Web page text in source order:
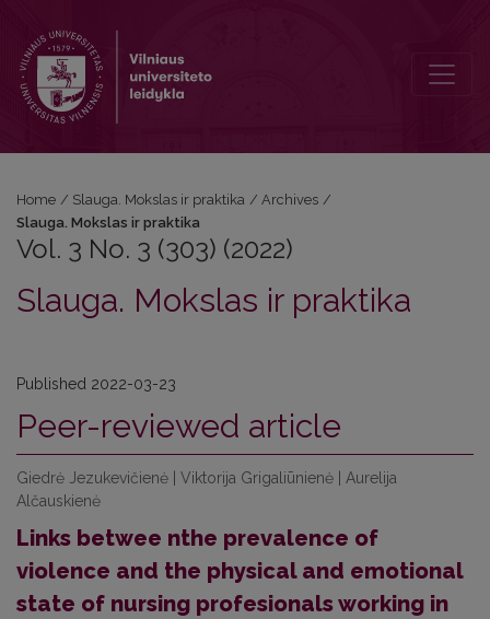
Home / Slauga. Mokslas ir praktika / Archives /
Slauga. Mokslas ir praktika
Vol. 3 No. 3 (303) (2022)
Slauga. Mokslas ir praktika
Published 2022-03-23
Peer-reviewed article
Giedrė Jezukevičienė | Viktorija Grigaliūnienė | Aurelija
Alčauskienė
Links betwee nthe prevalence of
violence and the physical and emotional
state of nursing profesionals working in